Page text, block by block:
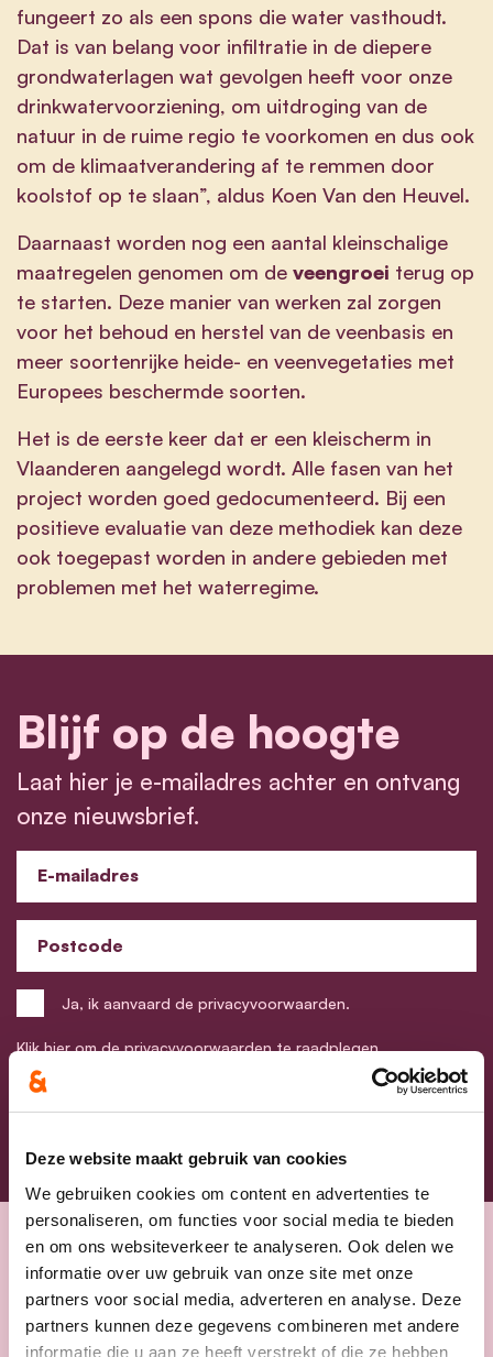
Deze website maakt gebruik van cookies
We gebruiken cookies om content en advertenties te
personaliseren, om functies voor social media te bieden
en om ons websiteverkeer te analyseren. Ook delen we
informatie over uw gebruik van onze site met onze
partners voor social media, adverteren en analyse. Deze
partners kunnen deze gegevens combineren met andere
informatie die u aan ze heeft verstrekt of die ze hebben
fungeert zo als een spons die water vasthoudt.
Dat is van belang voor infiltratie in de diepere
grondwaterlagen wat gevolgen heeft voor onze
drinkwatervoorziening, om uitdroging van de
natuur in de ruime regio te voorkomen en dus ook
om de klimaatverandering af te remmen door
koolstof op te slaan”, aldus Koen Van den Heuvel.
Daarnaast worden nog een aantal kleinschalige
maatregelen genomen om de veengroei terug op
te starten. Deze manier van werken zal zorgen
voor het behoud en herstel van de veenbasis en
meer soortenrijke heide- en veenvegetaties met
Europees beschermde soorten.
Het is de eerste keer dat er een kleischerm in
Vlaanderen aangelegd wordt. Alle fasen van het
project worden goed gedocumenteerd. Bij een
positieve evaluatie van deze methodiek kan deze
ook toegepast worden in andere gebieden met
problemen met het waterregime.
Blijf op de hoogte
Laat hier je e-mailadres achter en ontvang
onze nieuwsbrief.
E-mailadres
Postcode
Ja, ik aanvaard de privacyvoorwaarden.
Klikhierom de privacyvoorwaarden te raadplegen
Nieuws